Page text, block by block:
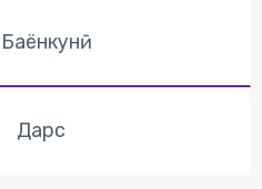
Баёнкунӣ
Дарс